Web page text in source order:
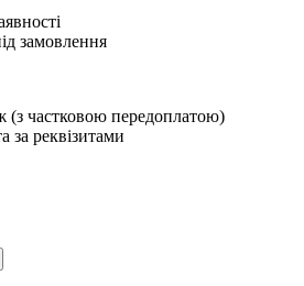
замовлення
(з частковою передоплатою)
за реквізитами